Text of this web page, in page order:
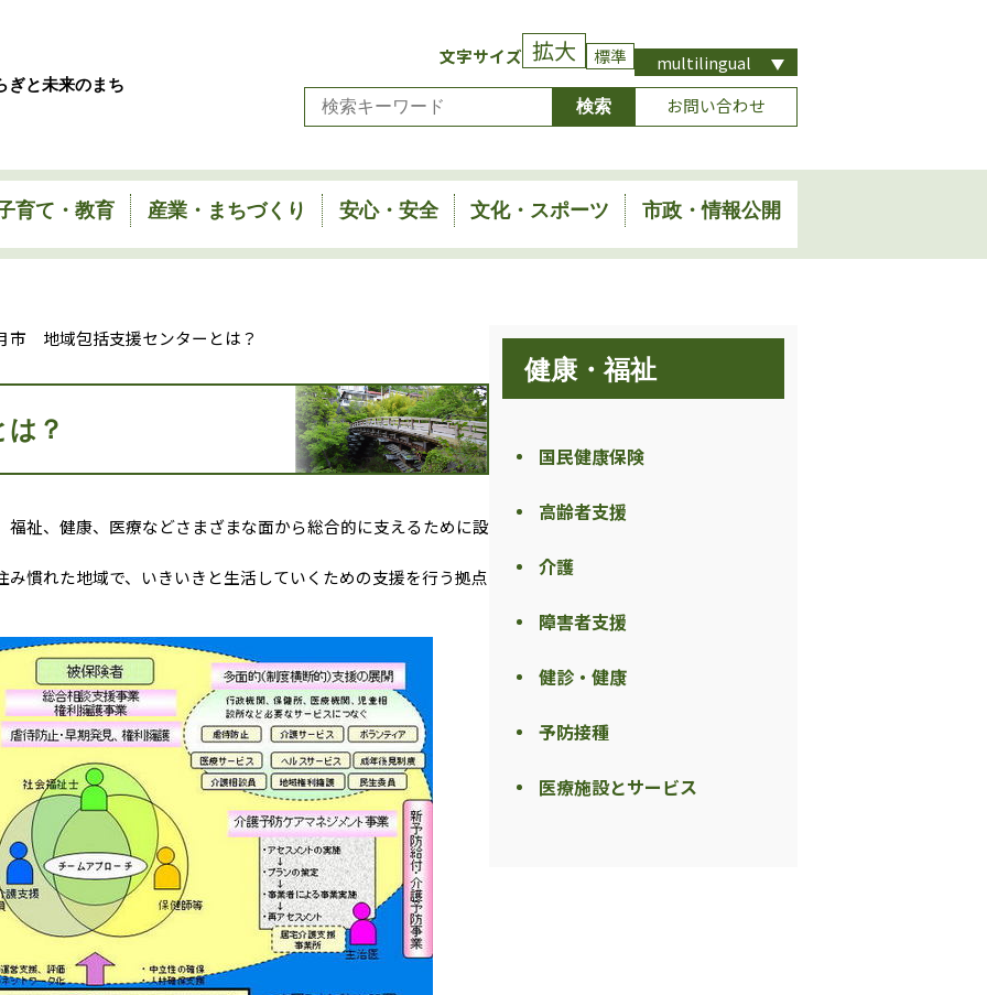
ぎと未来のまち
文字サイズ 拡大 標準
multilingual
お問い合わせ
育て・教育 産業・まちづくり 安心・安全 文化・スポーツ 市政・情報公開
市 地域包括支援センターとは？
？
祉、健康、医療などさまざまな面から総合的に支えるために設
慣れた地域で、いきいきと生活していくための支援を行う拠点
健康・福祉
国民健康保険
高齢者支援
介護
障害者支援
健診・健康
予防接種
医療施設とサービス